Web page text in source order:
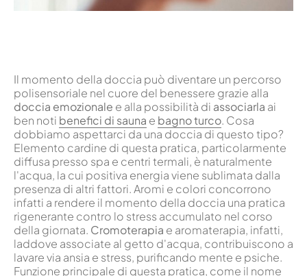
Il momento della doccia può diventare un percorso
polisensoriale nel cuore del benessere grazie alla
doccia emozionale e alla possibilità di associarla ai
ben noti benefici di sauna e bagnoturco. Cosa
dobbiamo aspettarci da una doccia di questo tipo?
Elemento cardine di questa pratica, particolarmente
diffusa presso spa e centri termali, è naturalmente
l'acqua, la cui positiva energia viene sublimata dalla
presenza di altri fattori. Aromi e colori concorrono
infatti a rendere il momento della doccia una pratica
rigenerante contro lo stress accumulato nel corso
della giornata. Cromoterapia e aromaterapia, infatti,
laddove associate al getto d'acqua, contribuiscono a
lavare via ansia e stress, purificando mente e psiche.
Funzione principale di questa pratica, come il nome